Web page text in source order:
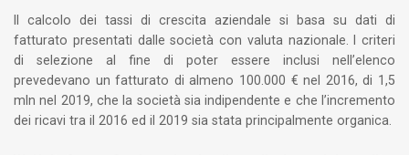
Il calcolo dei tassi di crescita aziendale si basa su dati di
fatturato presentati dalle società con valuta nazionale. I criteri
di selezione al fine di poter essere inclusi nell’elenco
prevedevano un fatturato di almeno 100.000 € nel 2016, di 1,5
mln nel 2019, che la società sia indipendente e che l’incremento
dei ricavi tra il 2016 ed il 2019 sia stata principalmente organica.